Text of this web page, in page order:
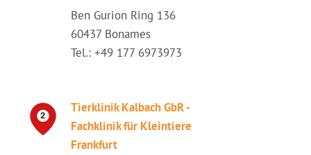
Ben Gurion Ring 136
60437 Bonames
Tel.: +49 177 6973973
Tierklinik Kalbach GbR -
Fachklinik für Kleintiere
Frankfurt